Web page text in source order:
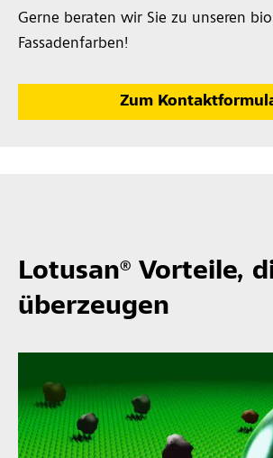
Gerne beraten wir Sie zu unseren
Fassadenfarben!
Zum
Lotusan® Vorteile,
überzeugen